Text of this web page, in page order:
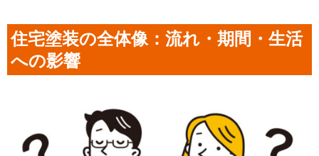
住宅塗装の全体像：流れ・期間・生活
への影響